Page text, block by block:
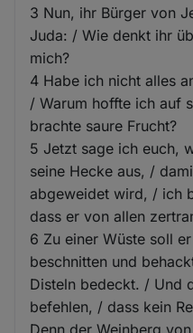
3 Nun, ihr Bürger von
Juda: / Wie denkt ihr
mich?
4 Habe ich nicht alles
/ Warum hoffte ich auf
brachte saure Frucht?
5 Jetzt sage ich euch,
seine Hecke aus, /
abgeweidet wird, / ich
dass er von allen
6 Zu einer Wüste soll
beschnitten und
Disteln bedeckt. / Und
befehlen, / dass kein